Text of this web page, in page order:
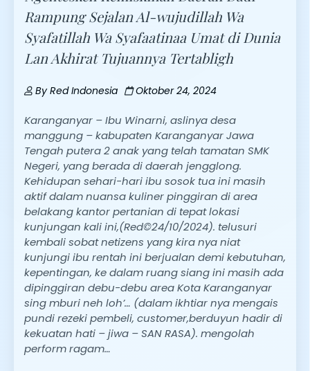
Rampung Sejalan Al-wujudillah Wa
Syafatillah Wa Syafaatinaa Umat di Dunia
Lan Akhirat Tujuannya Tertabligh
By Red Indonesia Oktober 24, 2024
Karanganyar – Ibu Winarni, aslinya desa
manggung – kabupaten Karanganyar Jawa
Tengah putera 2 anak yang telah tamatan SMK
Negeri, yang berada di daerah jengglong.
Kehidupan sehari-hari ibu sosok tua ini masih
aktif dalam nuansa kuliner pinggiran di area
belakang kantor pertanian di tepat lokasi
kunjungan kali ini,(Red©24/10/2024). telusuri
kembali sobat netizens yang kira nya niat
kunjungi ibu rentah ini berjualan demi kebutuhan,
kepentingan, ke dalam ruang siang ini masih ada
dipinggiran debu-debu area Kota Karanganyar
sing mburi neh loh’… (dalam ikhtiar nya mengais
pundi rezeki pembeli, customer,berduyun hadir di
kekuatan hati – jiwa – SAN RASA). mengolah
perform ragam…